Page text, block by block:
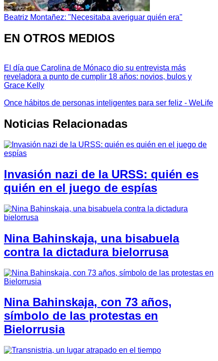
Beatriz Montañez: "Necesitaba averiguar quién era"
EN OTROS MEDIOS
El día que Carolina de Mónaco dio su entrevista más
reveladora a punto de cumplir 18 años: novios, bulos y
Grace Kelly
Once hábitos de personas inteligentes para ser feliz - WeLife
Noticias Relacionadas
Invasión nazi de la URSS: quién es
quién en el juego de espías
Nina Bahinskaja, una bisabuela
contra la dictadura bielorrusa
Nina Bahinskaja, con 73 años,
símbolo de las protestas en
Bielorrusia